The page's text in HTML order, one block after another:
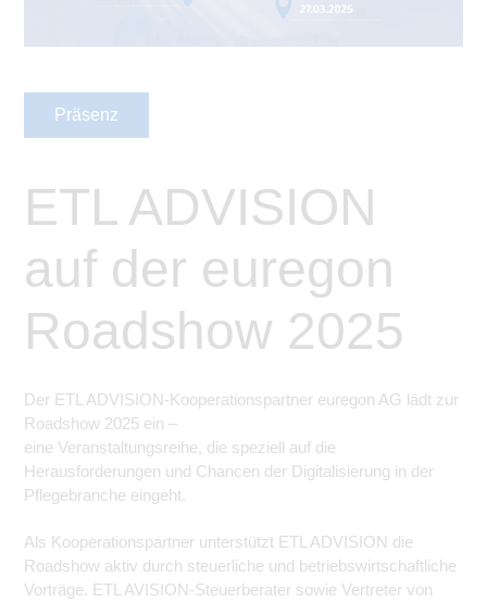
Präsenz
ETL ADVISION
auf der euregon
Roadshow 2025
Der ETL ADVISION-Kooperationspartner euregon AG lädt zur
Roadshow 2025 ein –
eine Veranstaltungsreihe, die speziell auf die
Herausforderungen und Chancen der Digitalisierung in der
Pflegebranche eingeht.
Als Kooperationspartner unterstützt ETL ADVISION die
Roadshow aktiv durch steuerliche und betriebswirtschaftliche
Vorträge. ETL AVISION-Steuerberater sowie Vertreter von